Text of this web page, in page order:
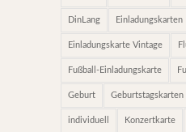
DinLang Einladungskarten
Einladungskarte Vintage
Fußball-Einladungskarte
Geburt Geburtstagskarten
individuell Konzertkarte